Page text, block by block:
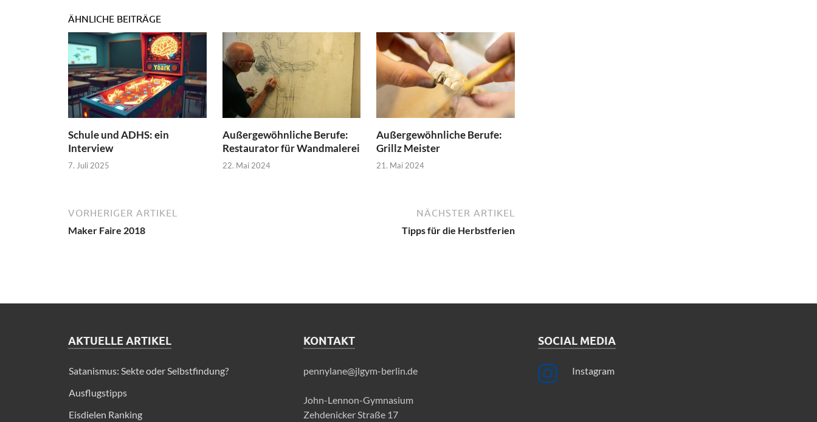
ÄHNLICHE BEITRÄGE
Schule und ADHS: ein
Interview
7. Juli 2025
Außergewöhnliche Berufe:
Restaurator für Wandmalerei
22. Mai 2024
Außergewöhnliche Berufe:
Grillz Meister
21. Mai 2024
VORHERIGER ARTIKEL
Maker Faire 2018
NÄCHSTER ARTIKEL
Tipps für die Herbstferien
AKTUELLE ARTIKEL
Satanismus: Sekte oder Selbstfindung?
Ausflugstipps
Eisdielen Ranking
KONTAKT
pennylane@jlgym-berlin.de
John-Lennon-Gymnasium
Zehdenicker Straße 17
SOCIAL MEDIA
Instagram